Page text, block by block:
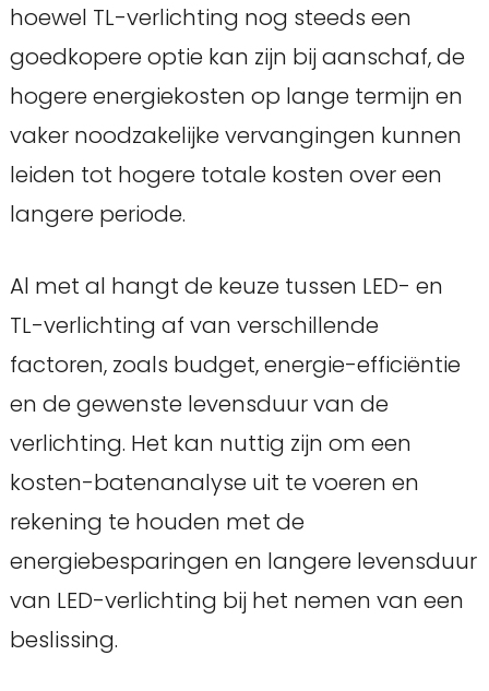
hoewel TL-verlichting nog steeds een
goedkopere optie kan zijn bij aanschaf, de
hogere energiekosten op lange termijn en
vaker noodzakelijke vervangingen kunnen
leiden tot hogere totale kosten over een
langere periode.
Al met al hangt de keuze tussen LED- en
TL-verlichting af van verschillende
factoren, zoals budget, energie-efficiëntie
en de gewenste levensduur van de
verlichting. Het kan nuttig zijn om een
kosten-batenanalyse uit te voeren en
rekening te houden met de
energiebesparingen en langere levensduur
van LED-verlichting bij het nemen van een
beslissing.